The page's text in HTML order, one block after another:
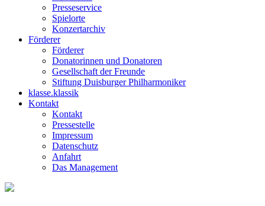
Presseservice
Spielorte
Konzertarchiv
Förderer
Förderer
Donatorinnen und Donatoren
Gesellschaft der Freunde
Stiftung Duisburger Philharmoniker
klasse.klassik
Kontakt
Kontakt
Pressestelle
Impressum
Datenschutz
Anfahrt
Das Management